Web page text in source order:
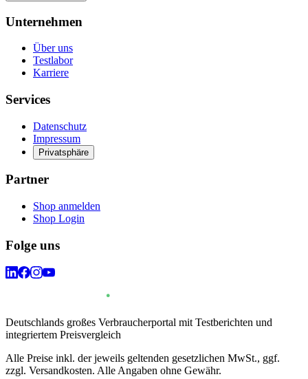
Unternehmen
Über uns
Testlabor
Karriere
Services
Datenschutz
Impressum
Privatsphäre
Partner
Shop anmelden
Shop Login
Folge uns
Deutschlands großes Verbraucherportal mit Testberichten und
integriertem Preisvergleich
Alle Preise inkl. der jeweils geltenden gesetzlichen MwSt., ggf.
zzgl. Versandkosten. Alle Angaben ohne Gewähr.